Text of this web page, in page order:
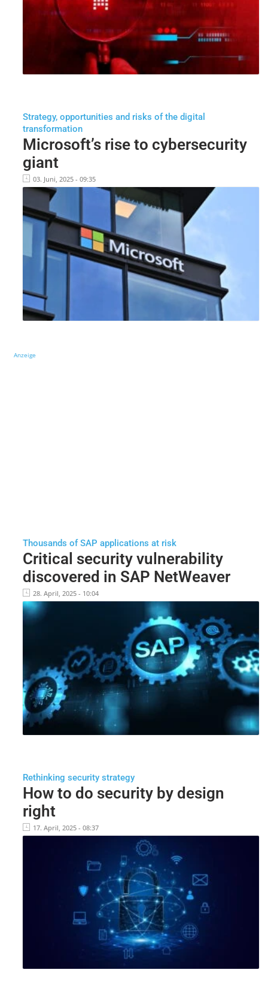
Strategy, opportunities and risks of the digital
transformation
Microsoft’s rise to cybersecurity
giant
03. Juni, 2025 - 09:35
Anzeige
Thousands of SAP applications at risk
Critical security vulnerability
discovered in SAP NetWeaver
28. April, 2025 - 10:04
Rethinking security strategy
How to do security by design
right
17. April, 2025 - 08:37